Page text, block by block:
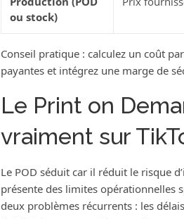
ou stock)
Conseil pratique : calculez un coût
payantes et intégrez une marge de
Le Print on
vraiment sur
Le POD séduit car il réduit le risque
présente des limites opérationnelles
deux problèmes récurrents : les